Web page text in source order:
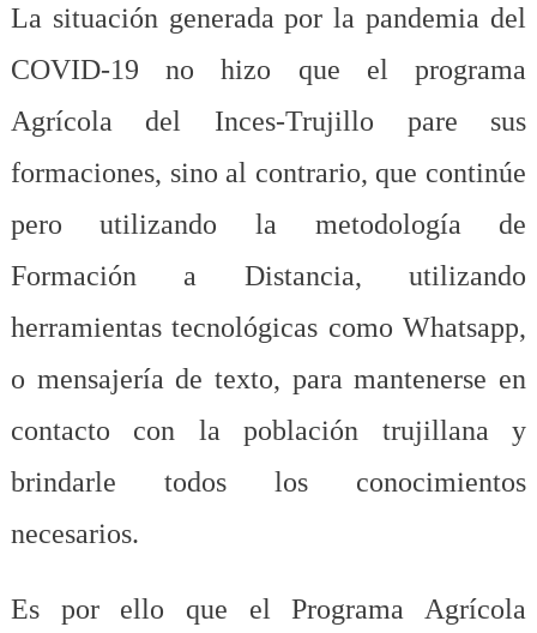
La situación generada por la pandemia del
COVID-19 no hizo que el programa
Agrícola del Inces-Trujillo pare sus
formaciones, sino al contrario, que continúe
pero utilizando la metodología de
Formación a Distancia, utilizando
herramientas tecnológicas como Whatsapp,
o mensajería de texto, para mantenerse en
contacto con la población trujillana y
brindarle todos los conocimientos
necesarios.
Es por ello que el Programa Agrícola